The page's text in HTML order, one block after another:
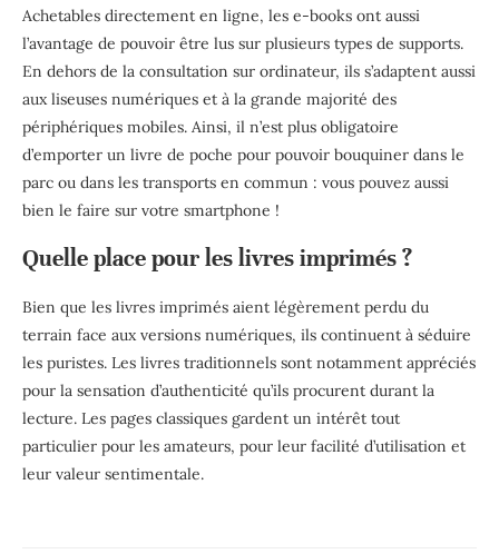
Achetables directement en ligne, les e-books ont aussi
l’avantage de pouvoir être lus sur plusieurs types de supports.
En dehors de la consultation sur ordinateur, ils s’adaptent aussi
aux liseuses numériques et à la grande majorité des
périphériques mobiles. Ainsi, il n’est plus obligatoire
d’emporter un livre de poche pour pouvoir bouquiner dans le
parc ou dans les transports en commun : vous pouvez aussi
bien le faire sur votre smartphone !
Quelle place pour les livres imprimés ?
Bien que les livres imprimés aient légèrement perdu du
terrain face aux versions numériques, ils continuent à séduire
les puristes. Les livres traditionnels sont notamment appréciés
pour la sensation d’authenticité qu’ils procurent durant la
lecture. Les pages classiques gardent un intérêt tout
particulier pour les amateurs, pour leur facilité d’utilisation et
leur valeur sentimentale.